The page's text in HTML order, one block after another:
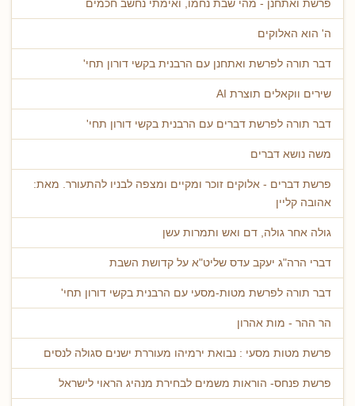
פרשת ואתחנן - מהי שבת נחמו, ואימתי נחשב חכמים
ה' הוא האלוקים
דבר תורה לפרשת ואתחנן עם הרבנית בקשי דורון תחי'
שירים ווקאלים תוצרת AI
דבר תורה לפרשת דברים עם הרבנית בקשי דורון תחי'
משה נושא דברים
פרשת דברים - אלוקים זוכר ומקיים ומצפה לבניו להתעורר. מאת:
אהובה קליין
גולה אחר גולה, דם ואש ותמרות עשן
דברי הרה"ג יעקב עדס שליט"א על קדושת השבת
דבר תורה לפרשת מטות-מסעי עם הרבנית בקשי דורון תחי'
הר ההר - מות אהרון
פרשת מטות מסעי : נבואת ירמיהו מעוררת ישנים סגולה לנסים
פרשת פנחס- הוראות משמים לבחירת מנהיג הראוי לישראל